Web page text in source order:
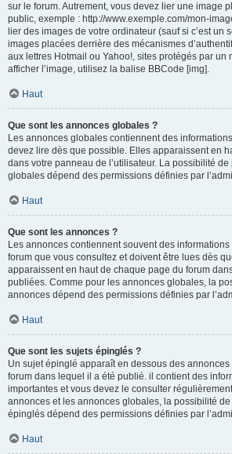
sur le forum. Autrement, vous devez lier une image
public, exemple : http://www.exemple.com/mon-
lier des images de votre ordinateur (sauf si c’est un
images placées derrière des mécanismes
aux lettres Hotmail ou Yahoo!, sites protégés par un
afficher l’image, utilisez la balise BBCode [img].
Haut
Que sont les annonces globales ?
Les annonces globales contiennent des
devez lire dès que possible. Elles apparaissent en
dans votre panneau de l’utilisateur. La possibilité
globales dépend des permissions définies par
Haut
Que sont les annonces ?
Les annonces contiennent souvent des
forum que vous consultez et doivent être lues dès
apparaissent en haut de chaque page du forum
publiées. Comme pour les annonces globales, la
annonces dépend des permissions définies par
Haut
Que sont les sujets épinglés ?
Un sujet épinglé apparaît en dessous des
forum dans lequel il a été publié. il contient des
importantes et vous devez le consulter
annonces et les annonces globales, la possibilité
épinglés dépend des permissions définies par
Haut